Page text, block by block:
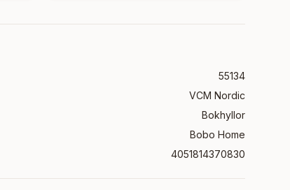
55134
VCM Nordic
Bokhyllor
Bobo Home
4051814370830